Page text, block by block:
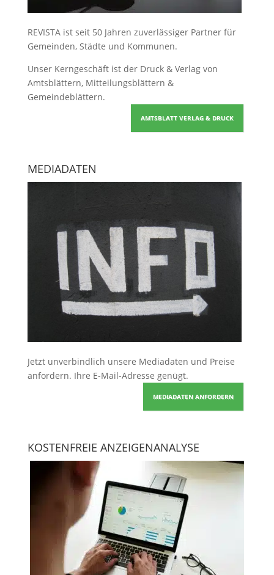
REVISTA ist seit 50 Jahren zuverlässiger Partner für
Gemeinden, Städte und Kommunen.
Unser Kerngeschäft ist der Druck & Verlag von
Amtsblättern, Mitteilungsblättern &
Gemeindeblättern.
AMTSBLATT VERLAG & DRUCK
MEDIADATEN
Jetzt unverbindlich unsere Mediadaten und Preise
anfordern. Ihre E-Mail-Adresse genügt.
MEDIADATEN ANFORDERN
KOSTENFREIE ANZEIGENANALYSE